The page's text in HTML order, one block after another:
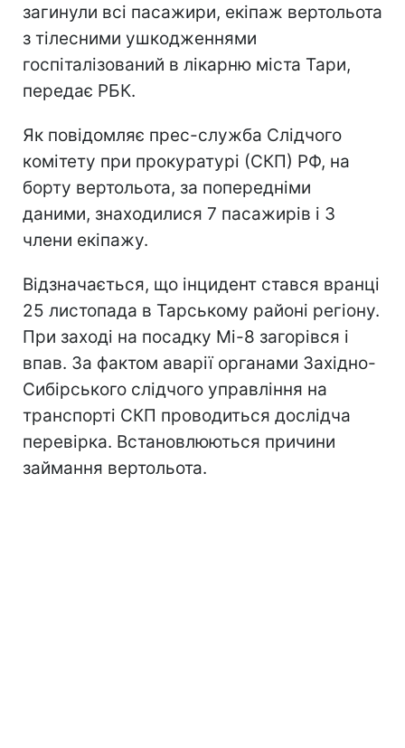
загинули всі пасажири, екіпаж вертольота
з тілесними ушкодженнями
госпіталізований в лікарню міста Тари,
передає РБК.
Як повідомляє прес-служба Слідчого
комітету при прокуратурі (СКП) РФ, на
борту вертольота, за попередніми
даними, знаходилися 7 пасажирів і 3
члени екіпажу.
Відзначається, що інцидент стався вранці
25 листопада в Тарському районі регіону.
При заході на посадку Мі-8 загорівся і
впав. За фактом аварії органами Західно-
Сибірського слідчого управління на
транспорті СКП проводиться дослідча
перевірка. Встановлюються причини
займання вертольота.